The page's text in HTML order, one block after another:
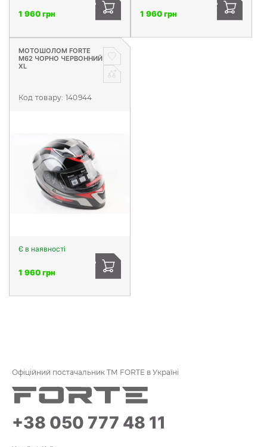
1 960 грн 1 960 грн
МОТОШОЛОМ FORTE
М62 ЧОРНО ЧЕРВОННИЙ
XL
Код товару: 140944
Є в наявності
1 960 грн
Офіційний постачальник ТМ FORTE в Україні
+38 050 777 48 11